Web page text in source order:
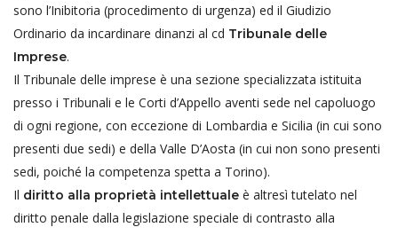
sono l’Inibitoria (procedimento di urgenza) ed il Giudizio
Ordinario da incardinare dinanzi al cd Tribunale delle
Imprese.
Il Tribunale delle imprese è una sezione specializzata istituita
presso i Tribunali e le Corti d’Appello aventi sede nel capoluogo
di ogni regione, con eccezione di Lombardia e Sicilia (in cui sono
presenti due sedi) e della Valle D’Aosta (in cui non sono presenti
sedi, poiché la competenza spetta a Torino).
Il diritto alla proprietà intellettuale è altresì tutelato nel
diritto penale dalla legislazione speciale di contrasto alla